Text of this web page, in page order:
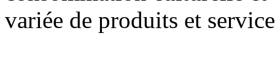
variée de produits et